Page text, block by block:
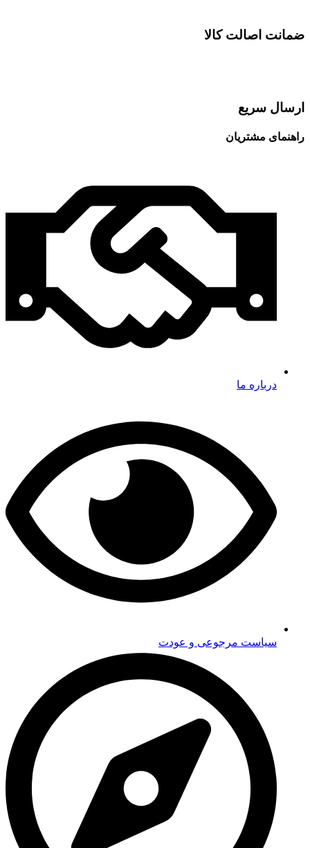
ضمانت اصالت کالا
ارسال سریع
راهنمای مشتریان
درباره ما
سیاست مرجوعی و عودت